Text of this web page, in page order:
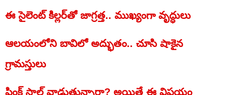
ఈ సైలెంట్ కిల్లర్‌తో జాగ్రత్త.. ముఖ్యంగా వృద్ధులు
ఆలయంలోని బావిలో అద్భుతం.. చూసి షాకైన
గ్రామస్తులు
పింక్ సాల్ట్ వాడుతున్నారా? అయితే ఈ విషయం